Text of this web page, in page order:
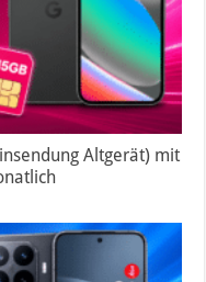
Altgerät) mit